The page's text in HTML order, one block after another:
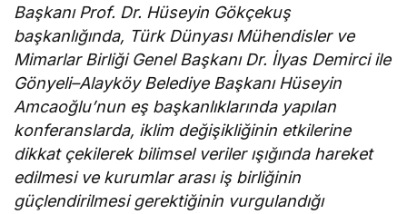
Başkanı Prof. Dr. Hüseyin Gökçekuş
başkanlığında, Türk Dünyası Mühendisler ve
Mimarlar Birliği Genel Başkanı Dr. İlyas Demirci ile
Gönyeli–Alayköy Belediye Başkanı Hüseyin
Amcaoğlu’nun eş başkanlıklarında yapılan
konferanslarda, iklim değişikliğinin etkilerine
dikkat çekilerek bilimsel veriler ışığında hareket
edilmesi ve kurumlar arası iş birliğinin
güçlendirilmesi gerektiğinin vurgulandığı